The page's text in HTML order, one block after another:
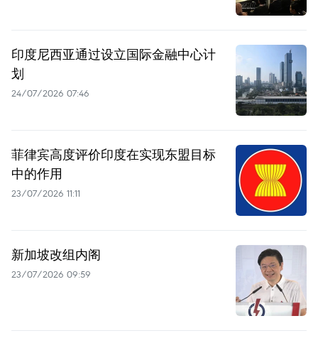
印度尼西亚通过设立国际金融中心计
划
24/07/2026 07:46
菲律宾高度评价印度在实现东盟目标
中的作用
23/07/2026 11:11
新加坡改组内阁
23/07/2026 09:59